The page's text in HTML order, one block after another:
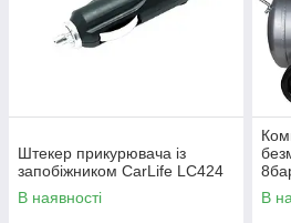
Штекер прикурювача із
запобіжником CarLife LC424
В наявності
В